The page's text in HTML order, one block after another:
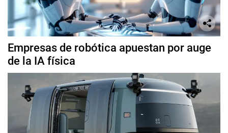
Empresas de robótica apuestan por auge
de la IA física